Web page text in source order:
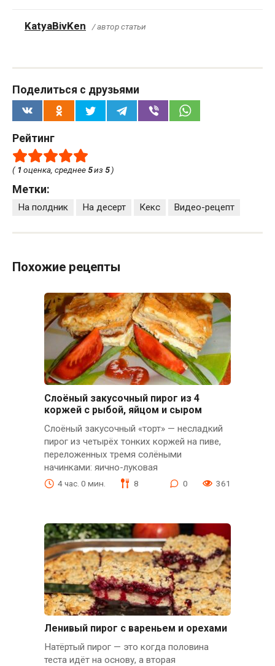
KatyaBivKen / автор статьи
Поделиться с друзьями
Рейтинг
( 1оценка, среднее5из 5)
Метки:
На полдник На десерт Кекс Видео-рецепт
Похожие рецепты
Слоёный закусочный пирог из 4
коржей с рыбой, яйцом и сыром
Слоёный закусочный «торт» — несладкий
пирог из четырёх тонких коржей на пиве,
переложенных тремя солёными
начинками: яично-луковая
4 час. 0 мин. 8 0 361
Ленивый пирог с вареньем и орехами
Натёртый пирог — это когда половина
теста идёт на основу, а вторая